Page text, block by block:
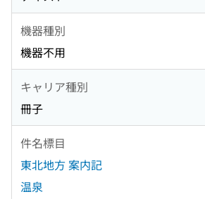
機器種別
機器不用
キャリア種別
冊子
件名標目
東北地方 案内記
温泉